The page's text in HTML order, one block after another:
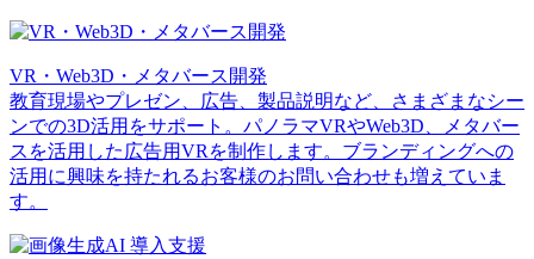
VR・Web3D・メタバース開発
教育現場やプレゼン、広告、製品説明など、さまざまなシー
ンでの3D活用をサポート。パノラマVRやWeb3D、メタバー
スを活用した広告用VRを制作します。ブランディングへの
活用に興味を持たれるお客様のお問い合わせも増えていま
す。